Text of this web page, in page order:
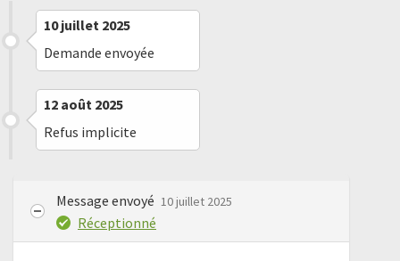
10 juillet 2025
Demande envoyée
12 août 2025
Refus implicite
Message envoyé 10 juillet 2025
Réceptionné